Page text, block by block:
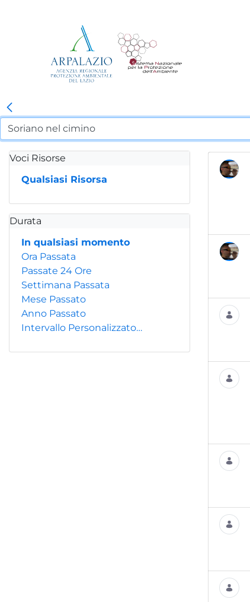
Voci Risorse
Qualsiasi Risorsa
Durata
In qualsiasi momento
Ora Passata
Passate 24 Ore
Settimana Passata
Mese Passato
Anno Passato
Intervallo Personalizzato…